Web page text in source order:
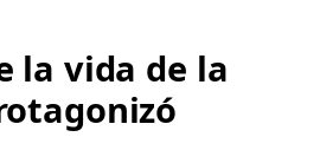
la vida de la